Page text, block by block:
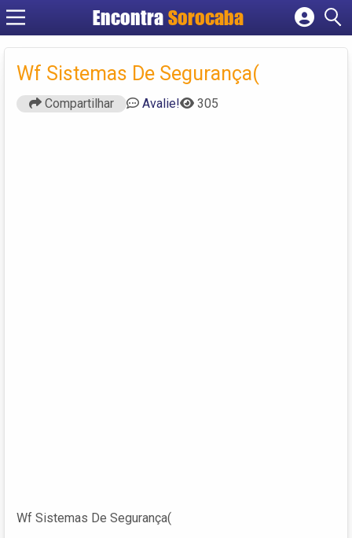
EncontraSorocaba
Cadastrar empresa
Criar conta
Wf Sistemas De Segurança(
Compartilhar Avalie! 305
Wf Sistemas De Segurança(